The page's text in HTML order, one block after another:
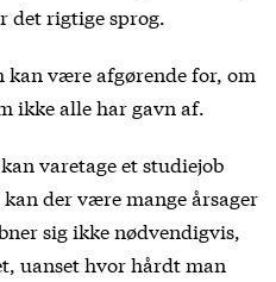
det rigtige sprog.
kan være afgørende for, om
ikke alle har gavn af.
varetage et studiejob
der være mange årsager
sig ikke nødvendigvis,
uanset hvor hårdt man